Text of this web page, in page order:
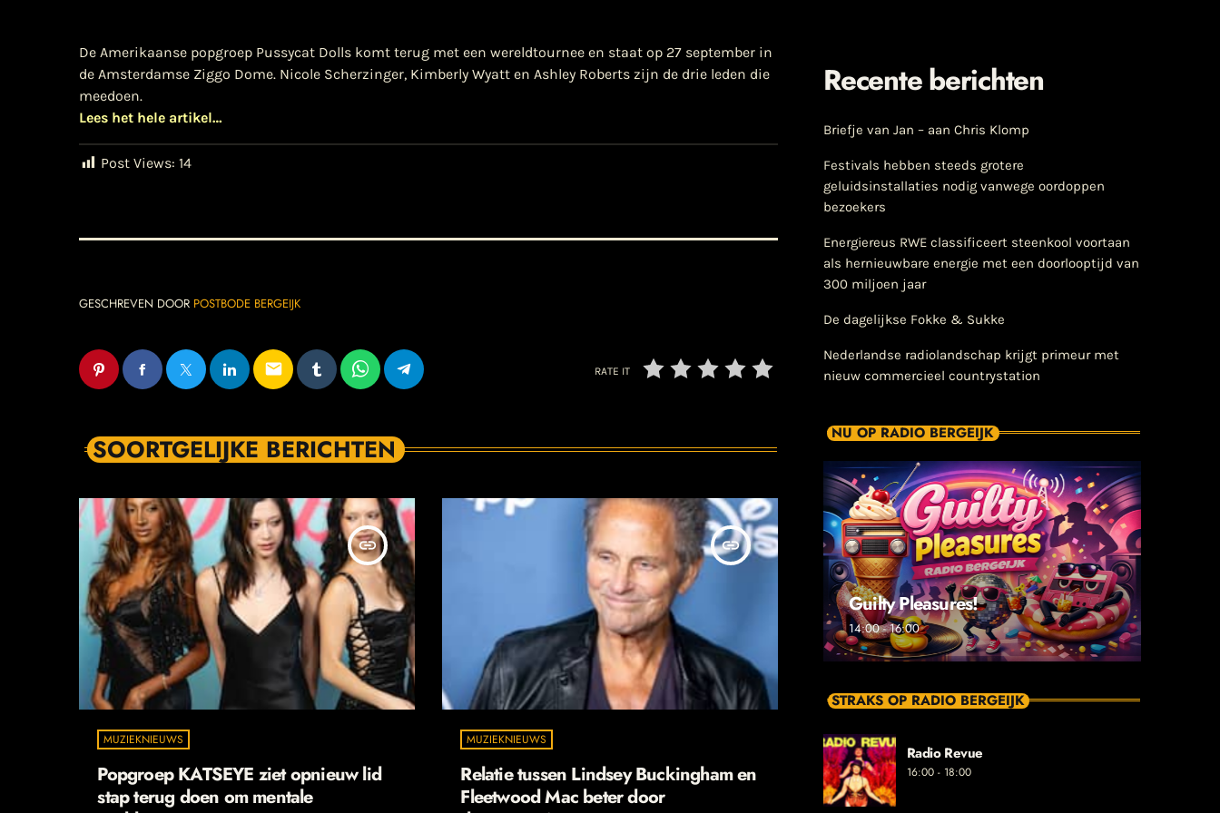
De Amerikaanse popgroep Pussycat Dolls komt terug met een wereldtournee en staat op 27 september in
de Amsterdamse Ziggo Dome. Nicole Scherzinger, Kimberly Wyatt en Ashley Roberts zijn de drie leden die
meedoen.
Lees het hele artikel…
Post Views: 14
GESCHREVEN DOOR POSTBODE BERGEIJK
email RATE IT
SOORTGELIJKE BERICHTEN
insert_link
MUZIEKNIEUWS
Popgroep KATSEYE ziet opnieuw lid
stap terug doen om mentale
insert_link
MUZIEKNIEUWS
Relatie tussen Lindsey Buckingham en
Fleetwood Mac beter door
Recente berichten
Briefje van Jan – aan Chris Klomp
Festivals hebben steeds grotere
geluidsinstallaties nodig vanwege oordoppen
bezoekers
Energiereus RWE classificeert steenkool voortaan
als hernieuwbare energie met een doorlooptijd van
300 miljoen jaar
De dagelijkse Fokke & Sukke
Nederlandse radiolandschap krijgt primeur met
nieuw commercieel countrystation
NU OP RADIO BERGEIJK
Guilty Pleasures!
14:00 - 16:00
STRAKS OP RADIO BERGEIJK
Radio Revue
16:00 - 18:00